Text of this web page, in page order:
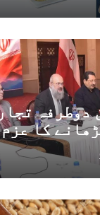
کا عزم